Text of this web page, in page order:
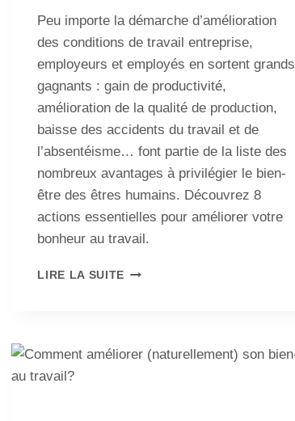
Peu importe la démarche d’amélioration
des conditions de travail entreprise,
employeurs et employés en sortent grands
gagnants : gain de productivité,
amélioration de la qualité de production,
baisse des accidents du travail et de
l’absentéisme… font partie de la liste des
nombreux avantages à privilégier le bien-
être des êtres humains. Découvrez 8
actions essentielles pour améliorer votre
bonheur au travail.
LIRE LA SUITE